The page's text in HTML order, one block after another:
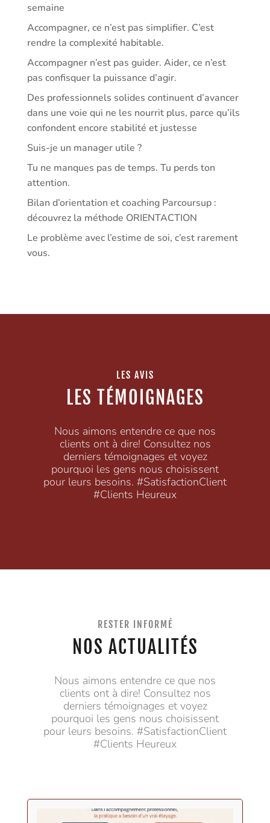
semaine
Accompagner, ce n’est pas simplifier. C’est
rendre la complexité habitable.
Accompagner n’est pas guider. Aider, ce n’est
pas confisquer la puissance d’agir.
Des professionnels solides continuent d’avancer
dans une voie qui ne les nourrit plus, parce qu’ils
confondent encore stabilité et justesse
Suis-je un manager utile ?
Tu ne manques pas de temps. Tu perds ton
attention.
Bilan d’orientation et coaching Parcoursup :
découvrez la méthode ORIENTACTION
Le problème avec l’estime de soi, c’est rarement
vous.
LES AVIS
LES TÉMOIGNAGES
Nous aimons entendre ce que nos
clients ont à dire! Consultez nos
derniers témoignages et voyez
pourquoi les gens nous choisissent
pour leurs besoins. #SatisfactionClient
#Clients Heureux
RESTER INFORMÉ
NOS ACTUALITÉS
Nous aimons entendre ce que nos
clients ont à dire! Consultez nos
derniers témoignages et voyez
pourquoi les gens nous choisissent
pour leurs besoins. #SatisfactionClient
#Clients Heureux